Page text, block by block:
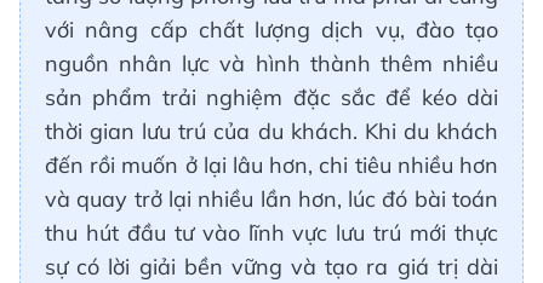
với nâng cấp chất lượng dịch vụ, đào tạo
nguồn nhân lực và hình thành thêm nhiều
sản phẩm trải nghiệm đặc sắc để kéo dài
thời gian lưu trú của du khách. Khi du khách
đến rồi muốn ở lại lâu hơn, chi tiêu nhiều hơn
và quay trở lại nhiều lần hơn, lúc đó bài toán
thu hút đầu tư vào lĩnh vực lưu trú mới thực
sự có lời giải bền vững và tạo ra giá trị dài